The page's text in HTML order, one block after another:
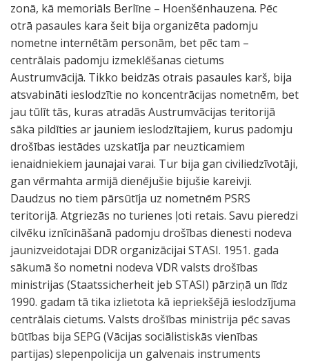
zonā, kā memoriāls Berlīne – Hoenšēnhauzena. Pēc
otrā pasaules kara šeit bija organizēta padomju
nometne internētām personām, bet pēc tam –
centrālais padomju izmeklēšanas cietums
Austrumvācijā. Tikko beidzās otrais pasaules karš, bija
atsvabināti ieslodzītie no koncentrācijas nometnēm, bet
jau tūlīt tās, kuras atradās Austrumvācijas teritorijā
sāka pildīties ar jauniem ieslodzītajiem, kurus padomju
drošības iestādes uzskatīja par neuzticamiem
ienaidniekiem jaunajai varai. Tur bija gan civiliedzīvotāji,
gan vērmahta armijā dienējušie bijušie kareivji.
Daudzus no tiem pārsūtīja uz nometnēm PSRS
teritorijā. Atgriezās no turienes ļoti retais. Savu pieredzi
cilvēku iznīcināšanā padomju drošības dienesti nodeva
jaunizveidotajai DDR organizācijai STASI. 1951. gada
sākumā šo nometni nodeva VDR valsts drošības
ministrijas (Staatssicherheit jeb STASI) pārziņā un līdz
1990. gadam tā tika izlietota kā iepriekšējā ieslodzījuma
centrālais cietums. Valsts drošības ministrija pēc savas
būtības bija SEPG (Vācijas sociālistiskās vienības
partijas) slepenpolicija un galvenais instruments